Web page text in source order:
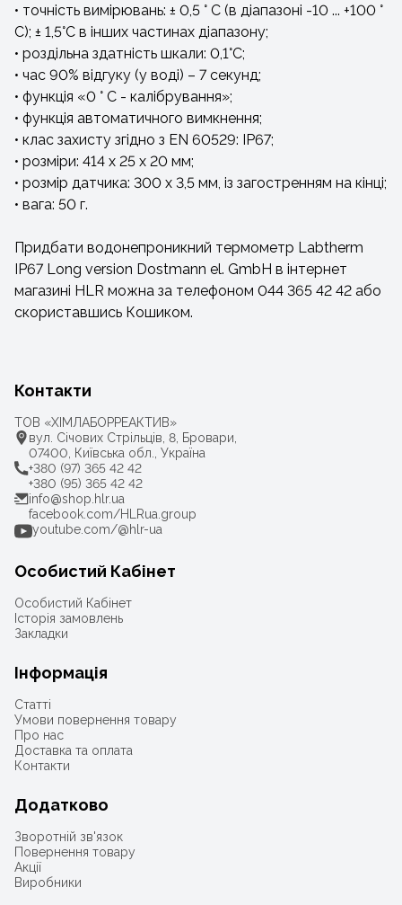
• точність вимірювань: ± 0,5 ° С (в діапазоні -10 ... +100 °
С); ± 1,5°С в інших частинах діапазону;
• роздільна здатність шкали: 0,1°С;
• час 90% відгуку (у воді) – 7 секунд;
• функція «0 ° С - калібрування»;
• функція автоматичного вимкнення;
• клас захисту згідно з EN 60529: IP67;
• розміри: 414 х 25 х 20 мм;
• розмір датчика: 300 х 3,5 мм, із загостренням на кінці;
• вага: 50 г.
Придбати водонепроникний термометр Labtherm
IP67 Long version Dostmann el. GmbH в інтернет
магазині HLR можна за телефоном 044 365 42 42 або
скориставшись Кошиком.
Контакти
ТОВ «ХІМЛАБОРРЕАКТИВ»
вул. Січових Стрільців, 8, Бровари,
07400, Київська обл., Україна
+380 (97) 365 42 42
+380 (95) 365 42 42
info@shop.hlr.ua
facebook.com/HLRua.group
youtube.com/@hlr-ua
Особистий Кабінет
Особистий Кабінет
Історія замовлень
Закладки
Інформація
Статті
Умови повернення товару
Про нас
Доставка та оплата
Контакти
Додатково
Зворотній зв'язок
Повернення товару
Акції
Виробники